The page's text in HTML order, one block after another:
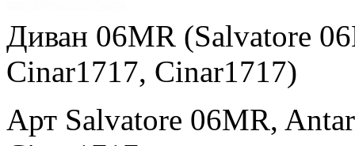
Диван 06MR (Salvatore
Cinar1717, Cinar1717)
Арт Salvatore 06MR,